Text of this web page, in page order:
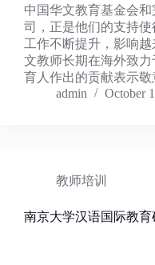
中国华文教育基金会
司，正是他们的支持使
工作不断提升，影响
文教师长期在海外致
育人作出的贡献表示敬
admin
October
教师培训
南京大学汉语国际教育